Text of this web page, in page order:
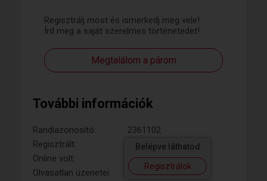
Regisztrálj most és ismerkedj meg vele!
Írd meg a saját szerelmes történetedet!
Megtalálom a párom
További információk
Randiazonosító:
2361102
Regisztrált:
Online volt:
Olvasatlan üzenetei:
Belépve láthatod
Regisztrálok